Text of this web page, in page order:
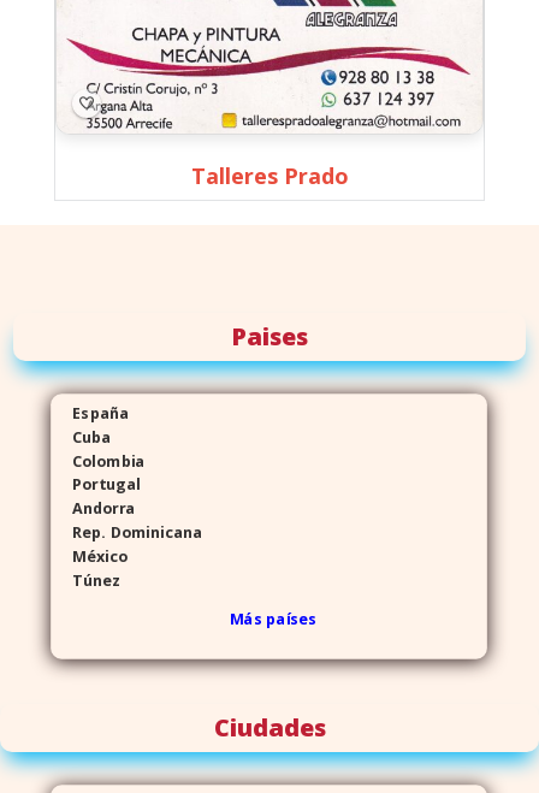
Talleres Prado
Paises
España
Cuba
Colombia
Portugal
Andorra
Rep. Dominicana
México
Túnez
Más países
Ciudades